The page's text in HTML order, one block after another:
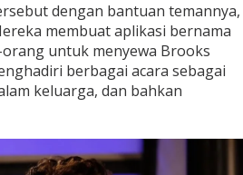
dengan bantuan temannya,
membuat aplikasi bernama
untuk menyewa Brooks
berbagai acara sebagai
keluarga, dan bahkan